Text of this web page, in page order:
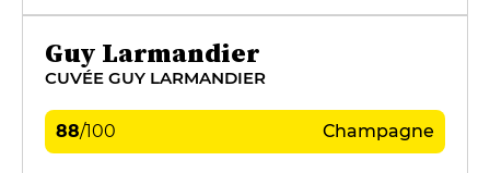
Guy Larmandier
CUVÉE GUY LARMANDIER
88/100 Champagne